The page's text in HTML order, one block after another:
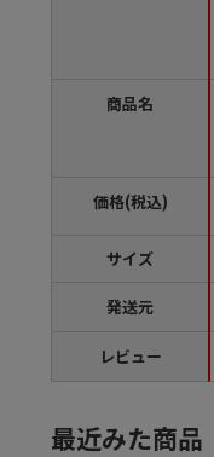
商品名
価格(税込)
サイズ
発送元
レビュー
最近みた商品